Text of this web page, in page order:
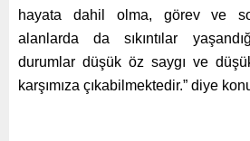
hayata dahil olma, görev ve
alanlarda da sıkıntılar
durumlar düşük öz saygı ve
karşımıza çıkabilmektedir.” diye